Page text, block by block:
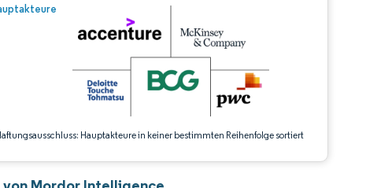
Hauptakteure in keiner bestimmten Reihenfolge sortiert
© Mordor Intelligence. Wiederverwendung erfordert Namensnennung gemäß CC BY 4.0.